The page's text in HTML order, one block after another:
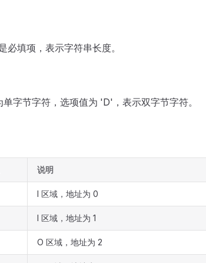
必填项，表示字符串长度。
字节字符，选项值为 'D'，表示双字节字符。
说明
I 区域，地址为 0
I 区域，地址为 1
O 区域，地址为 2